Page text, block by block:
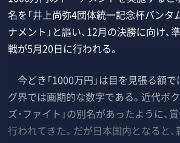
名を「井上尚弥4団体統一記念杯バンタ
ナメント」と謳い、12月の決勝に向け、
戦が5月20日に行われる。
今どき「1000万円」は目を見張る額で
グ界では画期的な数字である。近代ボ
ズ・ファイト」の別名があったように、
行われてきた。だが日本国内となると